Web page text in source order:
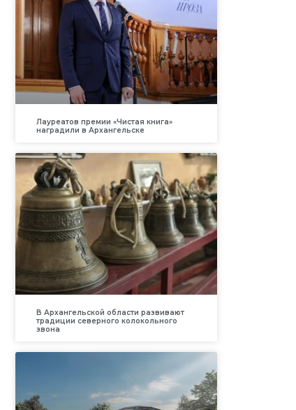
Лауреатов премии «Чистая книга»
наградили в Архангельске
В Архангельской области развивают
традиции северного колокольного
звона